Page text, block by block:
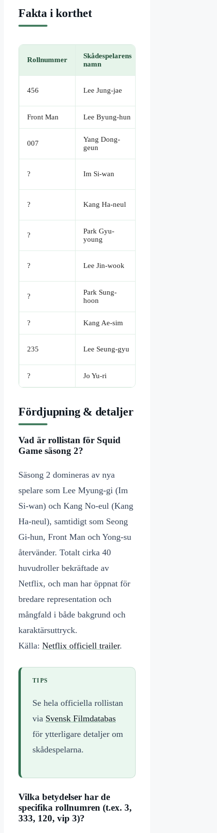
Fakta i korthet
Rollnummer
Skådespelarens
namn
456 Lee Jung-jae
Front Man Lee Byung-hun
007
Yang Dong-
geun
? Im Si-wan
? Kang Ha-neul
?
Park Gyu-
young
? Lee Jin-wook
?
Park Sung-
hoon
? Kang Ae-sim
235 Lee Seung-gyu
? Jo Yu-ri
Fördjupning & detaljer
Vad är rollistan för Squid
Game säsong 2?
Säsong 2 domineras av nya
spelare som Lee Myung-gi (Im
Si-wan) och Kang No-eul (Kang
Ha-neul), samtidigt som Seong
Gi-hun, Front Man och Yong-su
återvänder. Totalt cirka 40
huvudroller bekräftade av
Netflix, och man har öppnat för
bredare representation och
mångfald i både bakgrund och
karaktärsuttryck.
Källa: Netflix officiell trailer.
TIPS
Se hela officiella rollistan
via Svensk Filmdatabas
för ytterligare detaljer om
skådespelarna.
Vilka betydelser har de
specifika rollnumren (t.ex. 3,
333, 120, vip 3)?